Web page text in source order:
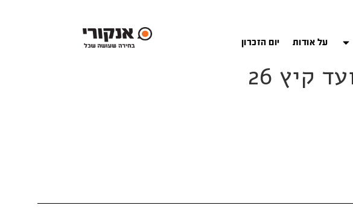
על אודות יום הזכרון